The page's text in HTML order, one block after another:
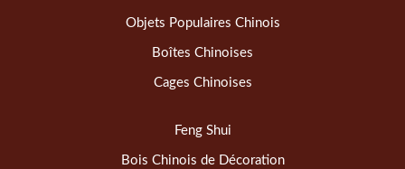
Objets Populaires Chinois
Boîtes Chinoises
Cages Chinoises
Feng Shui
Bois Chinois de Décoration